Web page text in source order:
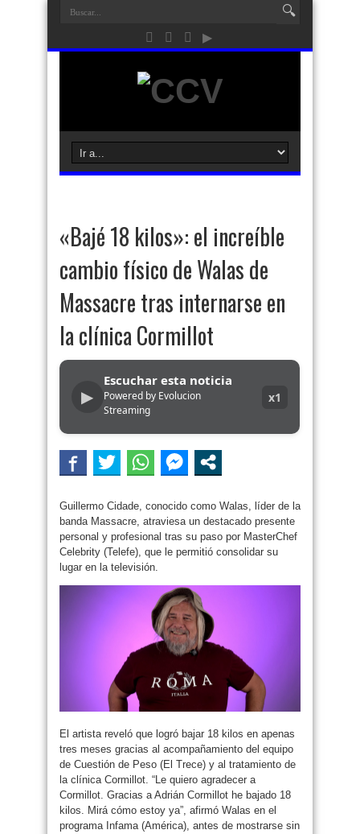
«Bajé 18 kilos»: el increíble
cambio físico de Walas de
Massacre tras internarse en
la clínica Cormillot
▶
Escuchar esta noticia
Powered by Evolucion
Streaming
x1
Guillermo Cidade, conocido como Walas, líder de la
banda Massacre, atraviesa un destacado presente
personal y profesional tras su paso por MasterChef
Celebrity (Telefe), que le permitió consolidar su
lugar en la televisión.
El artista reveló que logró bajar 18 kilos en apenas
tres meses gracias al acompañamiento del equipo
de Cuestión de Peso (El Trece) y al tratamiento de
la clínica Cormillot. “Le quiero agradecer a
Cormillot. Gracias a Adrián Cormillot he bajado 18
kilos. Mirá cómo estoy ya”, afirmó Walas en el
programa Infama (América), antes de mostrarse sin